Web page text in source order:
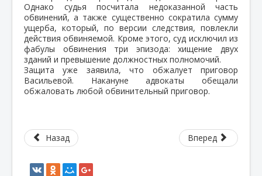
Однако судья посчитала недоказанной часть
обвинений, а также существенно сократила сумму
ущерба, который, по версии следствия, повлекли
действия обвиняемой. Кроме этого, суд исключил из
фабулы обвинения три эпизода: хищение двух
зданий и превышение должностных полномочий.
Защита уже заявила, что обжалует приговор
Васильевой. Накануне адвокаты обещали
обжаловать любой обвинительный приговор.
Назад Вперед